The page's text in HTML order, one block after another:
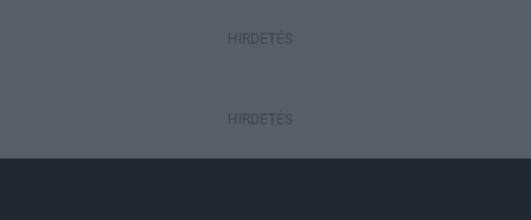
HIRDETÉS
HIRDETÉS